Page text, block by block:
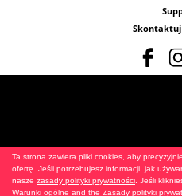
Ta strona zawiera pliki cookies, aby
ofertę. Jeśli potrzebujesz informacji, jak
nasze zasady polityki prywatności . Jeśli
Warunki ogólne and the Zasady polityki
Skontaktuj